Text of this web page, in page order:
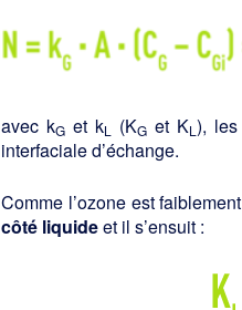
avec kGet kL (KGet KL ),
interfaciale d’échange.
Comme l’ozone est
côté liquideet il s’ensuit :